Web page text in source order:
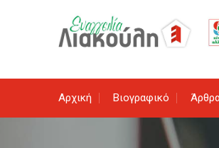
Αρχική Βιογραφικό